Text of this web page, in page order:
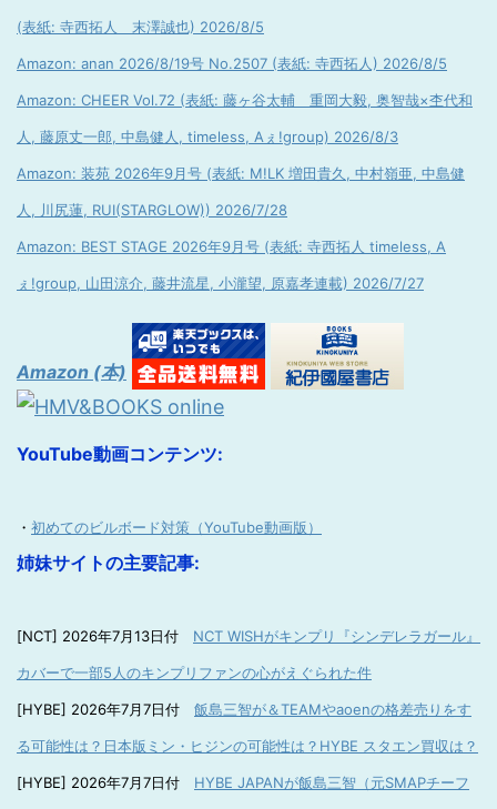
(表紙: 寺西拓人 末澤誠也) 2026/8/5
Amazon: anan 2026/8/19号 No.2507 (表紙: 寺西拓人) 2026/8/5
Amazon: CHEER Vol.72 (表紙: 藤ヶ谷太輔 重岡大毅, 奥智哉×杢代和
人, 藤原丈一郎, 中島健人, timeless, Aぇ!group) 2026/8/3
Amazon: 装苑 2026年9月号 (表紙: M!LK 増田貴久, 中村嶺亜, 中島健
人, 川尻蓮, RUI(STARGLOW)) 2026/7/28
Amazon: BEST STAGE 2026年9月号 (表紙: 寺西拓人 timeless, A
ぇ!group, 山田涼介, 藤井流星, 小瀧望, 原嘉孝連載) 2026/7/27
Amazon (本)
YouTube動画コンテンツ:
・ 初めてのビルボード対策（YouTube動画版）
姉妹サイトの主要記事:
[NCT] 2026年7月13日付 NCT WISHがキンプリ『シンデレラガール』
カバーで一部5人のキンプリファンの心がえぐられた件
[HYBE] 2026年7月7日付 飯島三智が＆TEAMやaoenの格差売りをす
る可能性は？日本版ミン・ヒジンの可能性は？HYBE スタエン買収は？
[HYBE] 2026年7月7日付 HYBE JAPANが飯島三智（元SMAPチーフ